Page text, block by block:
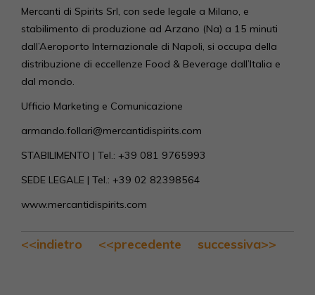
Mercanti di Spirits Srl, con sede legale a Milano, e
stabilimento di produzione ad Arzano (Na) a 15 minuti
dall’Aeroporto Internazionale di Napoli, si occupa della
distribuzione di eccellenze Food & Beverage dall’Italia e
dal mondo.
Ufficio Marketing e Comunicazione
armando.follari@mercantidispirits.com
STABILIMENTO | Tel.: +39 081 9765993
SEDE LEGALE | Tel.: +39 02 82398564
www.mercantidispirits.com
<<indietro <<precedente successiva>>